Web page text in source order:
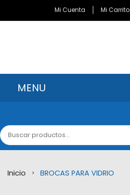
Mi Cuenta Mi Carrito
MENU
CATÁLOGO
MARCAS
Bondhus Corporation
Inicio > BROCAS PARA VIDRIO